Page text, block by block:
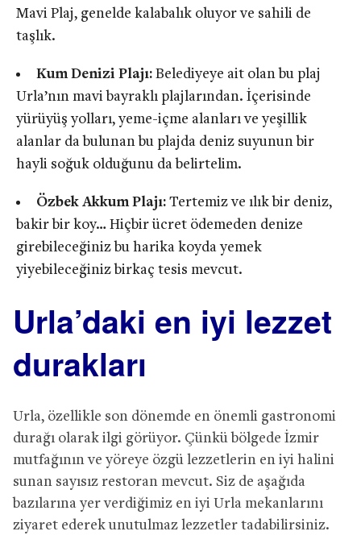
Mavi Plaj, genelde kalabalık oluyor ve sahili de
taşlık.
Kum Denizi Plajı:Belediyeye ait olan bu plaj
Urla’nın mavi bayraklı plajlarından. İçerisinde
yürüyüş yolları, yeme-içme alanları ve yeşillik
alanlar da bulunan bu plajda deniz suyunun bir
hayli soğuk olduğunu da belirtelim.
Özbek Akkum Plajı:Tertemiz ve ılık bir deniz,
bakir bir koy… Hiçbir ücret ödemeden denize
girebileceğiniz bu harika koyda yemek
yiyebileceğiniz birkaç tesis mevcut.
Urla’daki en iyi lezzet
durakları
Urla, özellikle son dönemde en önemli gastronomi
durağı olarak ilgi görüyor. Çünkü bölgede İzmir
mutfağının ve yöreye özgü lezzetlerin en iyi halini
sunan sayısız restoran mevcut. Siz de aşağıda
bazılarına yer verdiğimiz en iyi Urla mekanlarını
ziyaret ederek unutulmaz lezzetler tadabilirsiniz.